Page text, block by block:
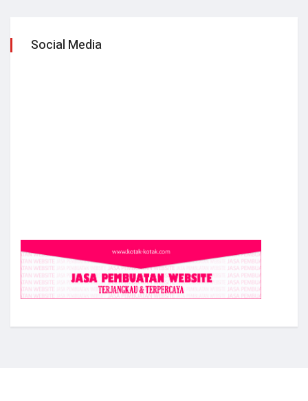
Social Media